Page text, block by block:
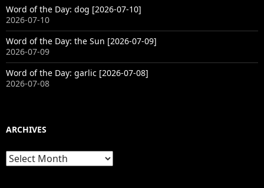
Word of the Day: dog [2026-07-10]
2026-07-10
Word of the Day: the Sun [2026-07-09]
2026-07-09
Word of the Day: garlic [2026-07-08]
2026-07-08
ARCHIVES
Archives